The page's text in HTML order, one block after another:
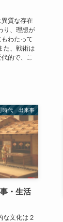
質な存在
り、理想が
わたって
た、戦術は
的で、こ
時代 出来事
・生活
な文化は２